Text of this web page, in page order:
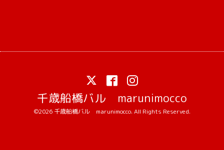
千歳船橋バル marunimocco
©2026 千歳船橋バル marunimocco. All Rights Reserved.